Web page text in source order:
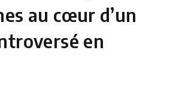
au cœur d’un
en